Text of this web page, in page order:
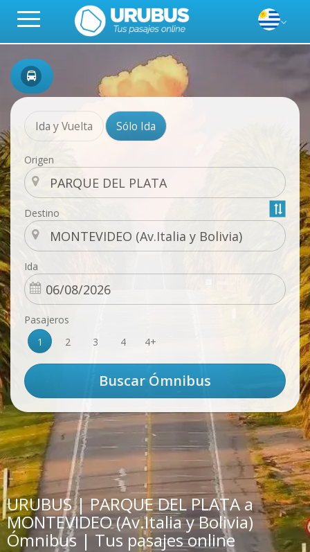
Ida y Vuelta Sólo Ida
Origen
Destino
Ida
Pasajeros
1
2 3 4 4+
URUBUS | PARQUE DEL PLATA a
MONTEVIDEO (Av.Italia y Bolivia)
Ómnibus | Tus pasajes online